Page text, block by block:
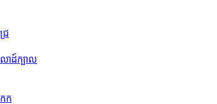
រ
ាដ៍ក្បាល
ក